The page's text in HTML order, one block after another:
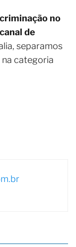
no
de
separamos
categoria